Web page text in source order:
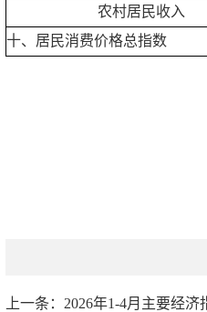
农村居民收入
十、居民消费价格总指数
上一条： 2026年1-4月主要经济